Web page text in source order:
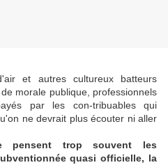
et autres cultureux batteurs
morale publique, professionnels
par les con-tribuables qui
ne devrait plus écouter ni aller
pensent trop souvent les
quasi officielle, la